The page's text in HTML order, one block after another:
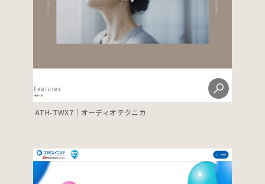
ATH-TWX7｜オーディオテクニカ